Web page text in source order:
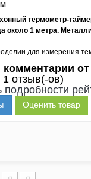
термометр-
около 1 метра.
для измерения
комментарии
отзыв(-ов)
Оценить товар